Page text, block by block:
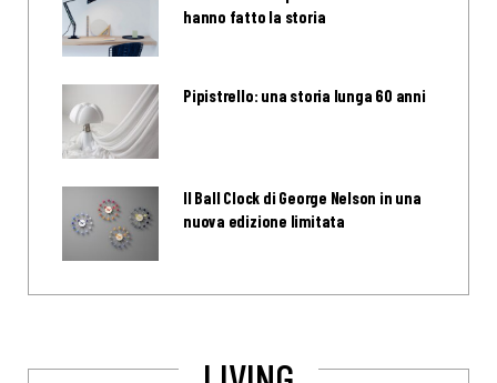
hanno fatto la storia
Pipistrello: una storia lunga 60 anni
Il Ball Clock di George Nelson in una
nuova edizione limitata